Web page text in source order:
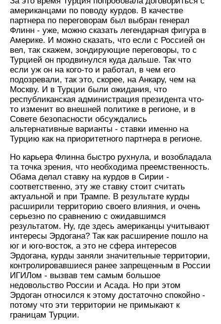
американцами по поводу курдов. В качестве
партнера по переговорам был выбран генерал
Флинн - уже, можно сказать легендарная фигура в
Америке. И можно сказать, что если с Россией он
вел, так скажем, зондирующие переговоры, то с
Турцией он продвинулся куда дальше. Так что
если уж он на кого-то и работал, в чем его
подозревали, так это, скорее, на Анкару, чем на
Москву. И в Турции были ожидания, что
республиканская администрация президента что-
то изменит во внешней политике в регионе, и в
Совете безопасности обсуждались
альтернативные варианты - ставки именно на
Турцию как на приоритетного партнера в регионе.
Но карьера Флинна быстро рухнула, и возобладала
та точка зрения, что необходима преемственность.
Обама делал ставку на курдов в Сирии -
соответственно, эту же ставку стоит считать
актуальной и при Трампе. В результате курды
расширили территорию своего влияния, и очень
серьезно по сравнению с ожидавшимся
результатом. Ну, где здесь американцы учитывают
интересы Эрдогана? Так как расширение пошло на
юг и юго-восток, а это не сфера интересов
Эрдогана, курды заняли значительные территории,
контролировавшиеся ранее запрещенным в России
ИГИЛом - вызвав тем самым большое
недовольство России и Асада. Но при этом
Эрдоган относился к этому достаточно спокойно -
потому что эти территории не примыкают к
границам Турции.